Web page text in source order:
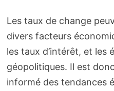
Les taux de change
divers facteurs
les taux d’intérêt, et les
géopolitiques. Il est
informé des tendances